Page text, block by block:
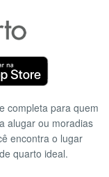
completa para quem
alugar ou moradias
encontra o lugar
quarto ideal.